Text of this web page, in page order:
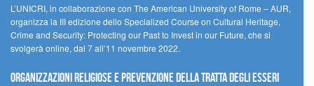
L’UNICRI, in collaborazione con The American University of Rome – AUR,
organizza la III edizione dello Specialized Course on Cultural Heritage,
Crime and Security: Protecting our Past to Invest in our Future, che si
svolgerà online, dal 7 all’11 novembre 2022.
Organizzazioni religiose e prevenzione della tratta degli esseri